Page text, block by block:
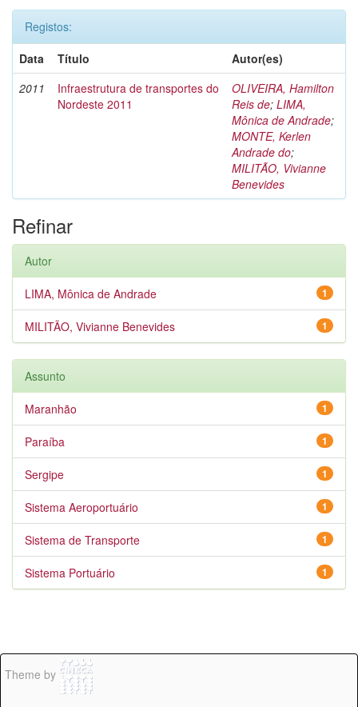
Registos:
Data
Título
Autor(es)
2011
Infraestrutura de transportes do
Nordeste 2011
OLIVEIRA, Hamilton
Reis de; LIMA,
Mônica de Andrade;
MONTE, Kerlen
Andrade do;
MILITÃO, Vivianne
Benevides
Refinar
Autor
1
LIMA, Mônica de Andrade
1
MILITÃO, Vivianne Benevides
Assunto
1
Maranhão
1
Paraíba
1
Sergipe
1
Sistema Aeroportuário
1
Sistema de Transporte
1
Sistema Portuário
Theme by